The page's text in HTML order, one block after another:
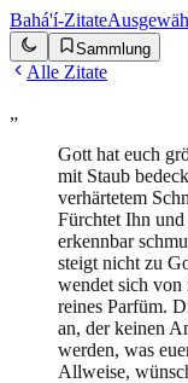
Bahá'í-Zitate
Sammlung
Alle Zitate
„
Gott hat euch
mit Staub
verhärtetem
Fürchtet Ihn
erkennbar
steigt nicht zu
wendet sich von
reines Parfüm.
an, der keinen
werden, was
Allweise,